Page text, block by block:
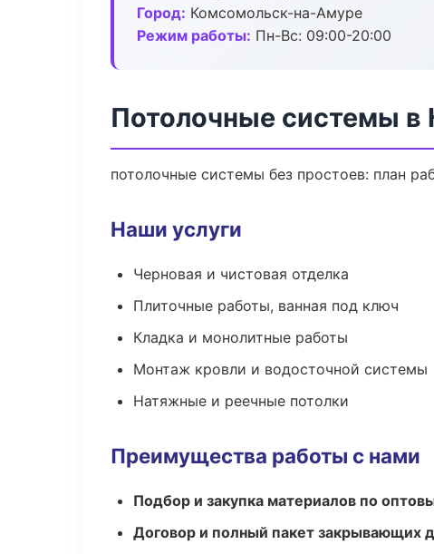
Город: Комсомольск-на-Амуре
Режим работы: Пн-Вс: 09:00-20:00
Потолочные системы
потолочные системы без простоев: план
Наши услуги
Черновая и чистовая отделка
Плиточные работы, ванная под ключ
Кладка и монолитные работы
Монтаж кровли и водосточной системы
Натяжные и реечные потолки
Преимущества работы с нами
Подбор и закупка материалов по
Договор и полный пакет закрывающих